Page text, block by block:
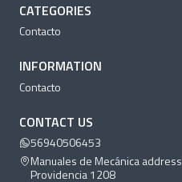
CATEGORIES
Contacto
INFORMATION
Contacto
CONTACT US
56940506453
Manuales de Mecánica address
Providencia 1208